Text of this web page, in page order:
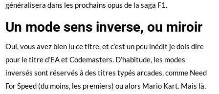
généralisera dans les prochains opus de la saga F1.
Un mode sens inverse, ou miroir
Oui, vous avez bien lu ce titre, et c’est un peu inédit je dois dire
pour le titre d’EA et Codemasters. D’habitude, les modes
inversés sont réservés à des titres typés arcades, comme Need
For Speed (du moins, les premiers) ou alors Mario Kart. Mais là,